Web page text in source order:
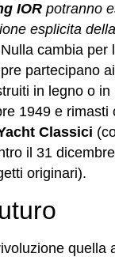
IOR potranno
esplicita della
Nulla cambia per
partecipano
in legno o in
1949 e rimasti
Classici
il 31
originari).
quella